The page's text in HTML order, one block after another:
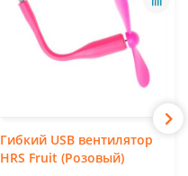
Гибкий USB вентилятор
HRS Fruit (Розовый)